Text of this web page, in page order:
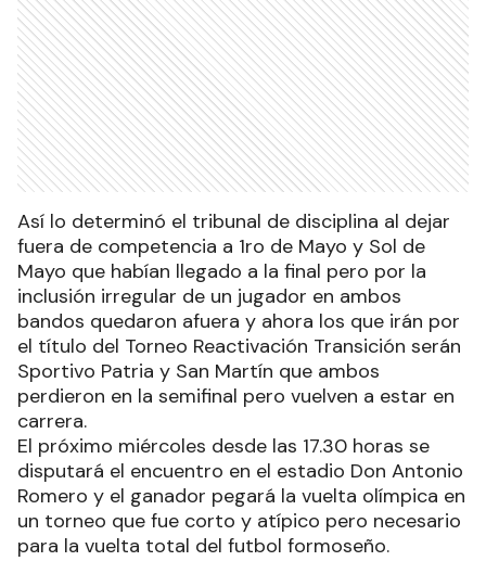
Así lo determinó el tribunal de disciplina al dejar
fuera de competencia a 1ro de Mayo y Sol de
Mayo que habían llegado a la final pero por la
inclusión irregular de un jugador en ambos
bandos quedaron afuera y ahora los que irán por
el título del Torneo Reactivación Transición serán
Sportivo Patria y San Martín que ambos
perdieron en la semifinal pero vuelven a estar en
carrera.
El próximo miércoles desde las 17.30 horas se
disputará el encuentro en el estadio Don Antonio
Romero y el ganador pegará la vuelta olímpica en
un torneo que fue corto y atípico pero necesario
para la vuelta total del futbol formoseño.